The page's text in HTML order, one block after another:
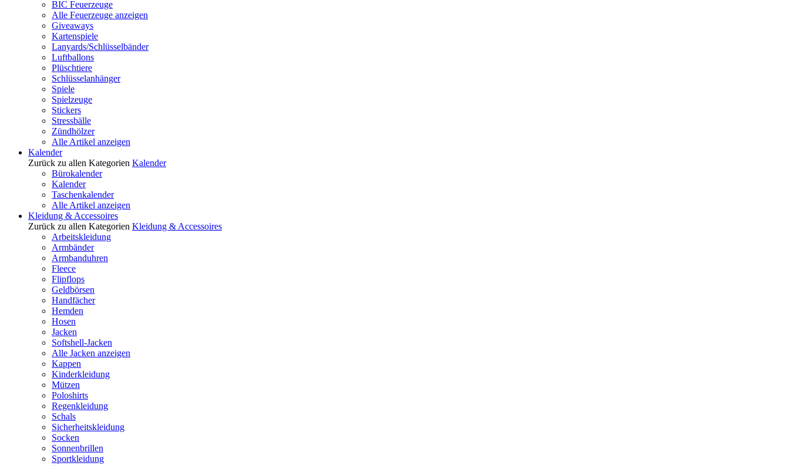
BIC Feuerzeuge
Alle Feuerzeuge anzeigen
Giveaways
Kartenspiele
Lanyards/Schlüsselbänder
Luftballons
Plüschtiere
Schlüsselanhänger
Spiele
Spielzeuge
Stickers
Stressbälle
Zündhölzer
Alle Artikel anzeigen
Kalender
Zurück zu allen Kategorien Kalender
Bürokalender
Kalender
Taschenkalender
Alle Artikel anzeigen
Kleidung & Accessoires
Zurück zu allen Kategorien Kleidung & Accessoires
Arbeitskleidung
Armbänder
Armbanduhren
Fleece
Flipflops
Geldbörsen
Handfächer
Hemden
Hosen
Jacken
Softshell-Jacken
Alle Jacken anzeigen
Kappen
Kinderkleidung
Mützen
Poloshirts
Regenkleidung
Schals
Sicherheitskleidung
Socken
Sonnenbrillen
Sportkleidung